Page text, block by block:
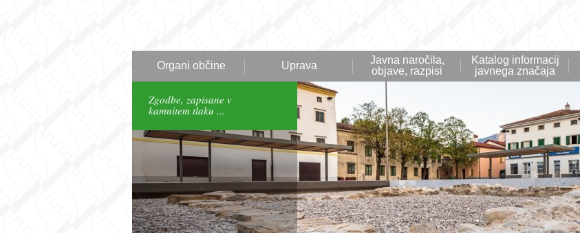
Organi občine Uprava
Javna naročila,
objave, razpisi
Katalog informacij
javnega značaja
Zgodbe, zapisane v
kamnitem tlaku ...